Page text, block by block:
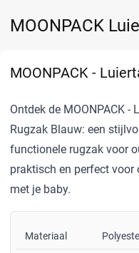
MOONPACK
MOONPACK -
Ontdek de MOONPACK -
Rugzak Blauw: een
functionele rugzak voor
praktisch en perfect voor
met je baby.
Materiaal